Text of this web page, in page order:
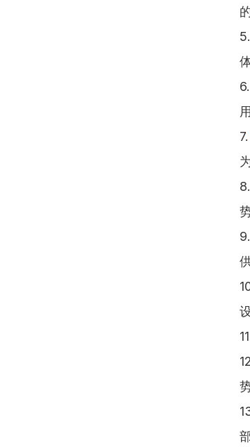
5.
6.
7.
8.
9.